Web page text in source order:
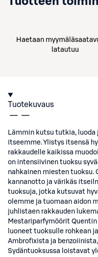
Haetaan
latautuu
Tuotekuvaus
Lämmin kutsu tutkia, luoda
itseemme. Ylistys itsensä
rakkaudelle kaikissa
on intensiivinen tuoksu
nahkainen miesten tuoksu.
kannanotto ja värikäs
tuoksuja, jotka kutsuvat
olemme ja tuomaan aidon
juhlistaen rakkauden
Mestariparfymöörit
luoneet tuoksulle rohkean
Ambrofixista ja
Sydäntuoksussa loistavat